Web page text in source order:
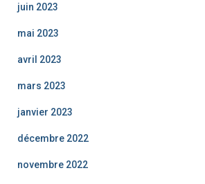
juin 2023
mai 2023
avril 2023
mars 2023
janvier 2023
décembre 2022
novembre 2022